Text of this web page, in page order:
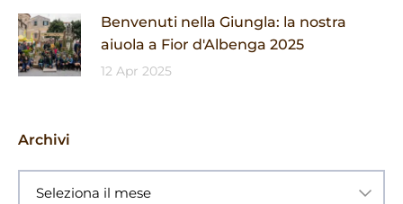
Benvenuti nella Giungla: la nostra
aiuola a Fior d'Albenga 2025
12 Apr 2025
Archivi